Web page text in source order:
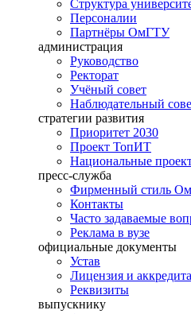
Структура
Персоналии
Партнёры ОмГТУ
администрация
Руководство
Ректорат
Учёный совет
Наблюдательный
стратегии развития
Приоритет 2030
Проект ТопИТ
Национальные
пресс-служба
Фирменный стиль
Контакты
Часто задаваемые
Реклама в вузе
официальные документы
Устав
Лицензия и
Реквизиты
выпускнику